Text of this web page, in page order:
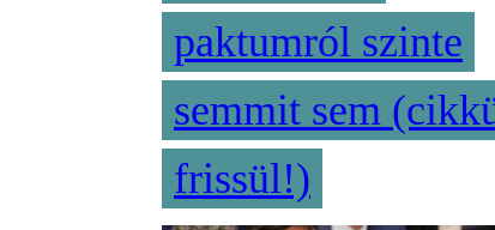
paktumról szinte
semmit sem
frissül!)